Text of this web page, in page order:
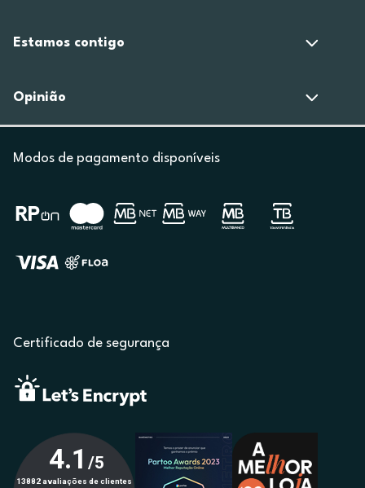
Estamos contigo
Opinião
Modos de pagamento disponíveis
Certificado de segurança